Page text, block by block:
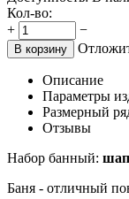
Кол-во:
+
−
В корзину
Описание
Параметры
Размерный
Отзывы
Набор банный:
Баня - отличный